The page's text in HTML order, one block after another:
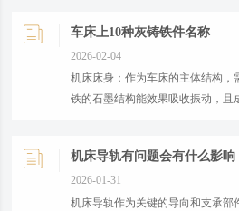
车床上10种灰铸铁件名称
2026-02-04
机床床身‌：作为车床的主体结构，
铁的石墨结构能效果吸收振动，且
机床导轨有问题会有什么影响
2026-01-31
机床导轨作为关键的导向和支承部